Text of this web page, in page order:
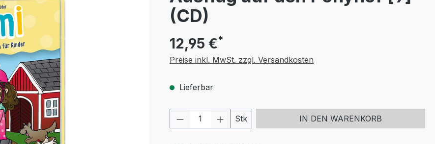
(CD)
12,95 €*
Preise inkl. MwSt. zzgl. Versandkosten
Lieferbar
Produkt Anzahl: Gib den gewünschten Wert
Stk IN DEN WARENKORB